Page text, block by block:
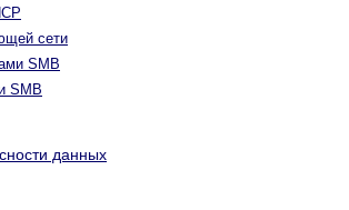
сети
SMB
SMB
данных